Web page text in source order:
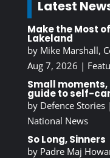
Latest
Make the Most
Lakeland
by Mike Marshall,
Aug 7, 2026 |
Small
guide to self-
by Defence Stories|
National News
So Long, Sinners
by Padre Maj